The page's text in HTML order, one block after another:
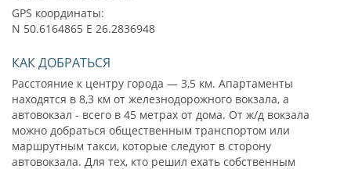
GPS координаты:
N 50.6164865 E 26.2836948
КАК ДОБРАТЬСЯ
Расстояние к центру города — 3,5 км. Апартаменты
находятся в 8,3 км от железнодорожного вокзала, а
автовокзал - всего в 45 метрах от дома. От ж/д вокзала
можно добраться общественным транспортом или
маршрутным такси, которые следуют в сторону
автовокзала. Для тех, кто решил ехать собственным